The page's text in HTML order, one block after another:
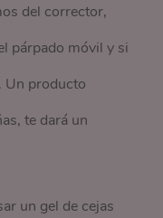
del corrector,
párpado móvil y si
Un producto
te dará un
un gel de cejas